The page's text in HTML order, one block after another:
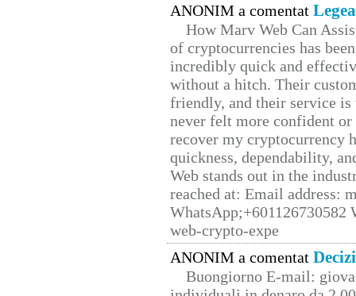
ANONIM a comentat
How Marv Web Can
of cryptocurrencies has
incredibly quick and
without a hitch. Their
friendly, and their service
never felt more confident
recover my cryptocurrency
quickness, dependability,
Web stands out in the
reached at: Email address:
web-crypto-expe
ANONIM a comentat
Buongiorno E-mail: